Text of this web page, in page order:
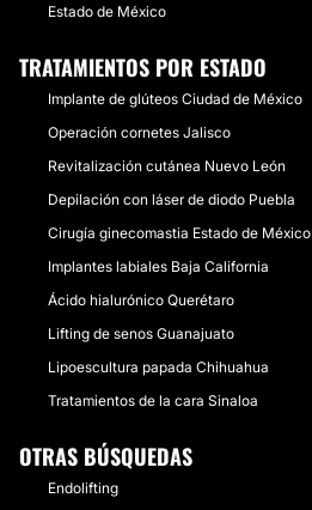
Estado de México
TRATAMIENTOS POR ESTADO
Implante de glúteos Ciudad de México
Operación cornetes Jalisco
Revitalización cutánea Nuevo León
Depilación con láser de diodo Puebla
Cirugía ginecomastia Estado de México
Implantes labiales Baja California
Ácido hialurónico Querétaro
Lifting de senos Guanajuato
Lipoescultura papada Chihuahua
Tratamientos de la cara Sinaloa
OTRAS BÚSQUEDAS
Endolifting